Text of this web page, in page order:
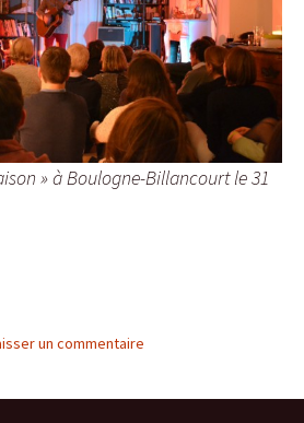
» à Boulogne-Billancourt le 31
un commentaire